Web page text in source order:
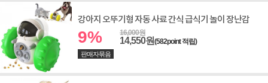
강아지 오뚜기형 자동 사료 간식 급식기 놀이 장난감
9% 16,000원
14,550원(582point 적립)
판매자묶음